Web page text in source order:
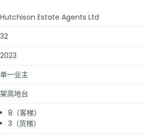
Hutchison Estate Agents Ltd
32
2023
单一业主
架高地台
8（客梯）
3（货梯）